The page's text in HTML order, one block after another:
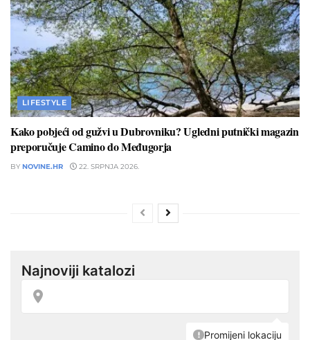
LIFESTYLE
Kako pobjeći od gužvi u Dubrovniku? Ugledni putnički magazin
preporučuje Camino do Međugorja
BY NOVINE.HR 22. SRPNJA 2026.